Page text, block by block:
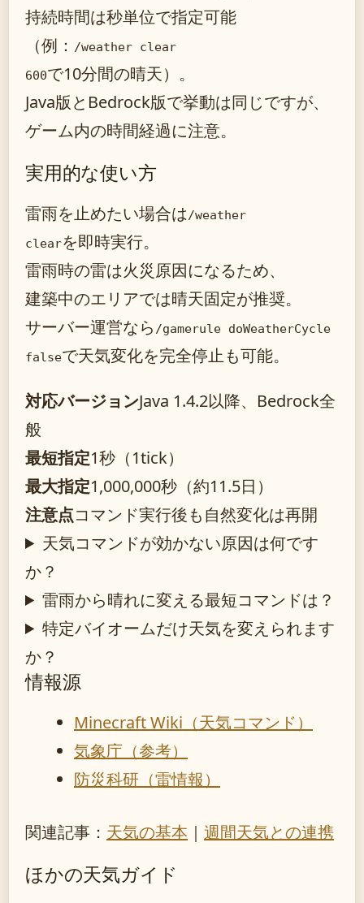
持続時間は秒単位で指定可能
（例： /weather clear
600で10分間の晴天）。
Java版とBedrock版で挙動は同じですが、
ゲーム内の時間経過に注意。
実用的な使い方
雷雨を止めたい場合は/weather
clearを即時実行。
雷雨時の雷は火災原因になるため、
建築中のエリアでは晴天固定が推奨。
サーバー運営なら /gamerule doWeatherCycle
falseで天気変化を完全停止も可能。
対応バージョンJava 1.4.2以降、Bedrock全
般
最短指定1秒（1tick）
最大指定1,000,000秒（約11.5日）
注意点コマンド実行後も自然変化は再開
天気コマンドが効かない原因は何です
か？
雷雨から晴れに変える最短コマンドは？
特定バイオームだけ天気を変えられます
か？
情報源
Minecraft Wiki（天気コマンド）
気象庁（参考）
防災科研（雷情報）
関連記事： 天気の基本 ｜ 週間天気との連携
ほかの天気ガイド